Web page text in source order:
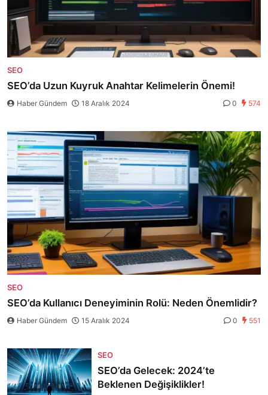
SEO
SEO’da Uzun Kuyruk Anahtar Kelimelerin Önemi!
Haber Gündem 18 Aralık 2024 0 574
SEO
SEO’da Kullanıcı Deneyiminin Rolü: Neden Önemlidir?
Haber Gündem 15 Aralık 2024 0 551
SEO
SEO’da Gelecek: 2024’te
Beklenen Değişiklikler!